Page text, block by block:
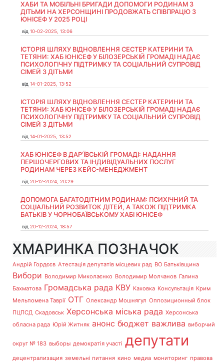
ХАБИ ТА МОБІЛЬНІ БРИГАДИ ДОПОМОГИ РОДИНАМ З
ДІТЬМИ НА ХЕРСОНЩИНІ ПРОДОВЖАТЬ СПІВПРАЦЮ З
ЮНІСЕФ У 2025 РОЦІ
від 10-02-2025, 13:06
ІСТОРІЯ ШЛЯХУ ВІДНОВЛЕННЯ СЕСТЕР КАТЕРИНИ ТА
ТЕТЯНИ: ХАБ ЮНІСЕФ У БІЛОЗЕРСЬКІЙ ГРОМАДІ НАДАЄ
ПСИХОЛОГІЧНУ ПІДТРИМКУ ТА СОЦІАЛЬНИЙ СУПРОВІД
СІМЕЙ З ДІТЬМИ
від 14-01-2025, 13:52
ІСТОРІЯ ШЛЯХУ ВІДНОВЛЕННЯ СЕСТЕР КАТЕРИНИ ТА
ТЕТЯНИ: ХАБ ЮНІСЕФ У БІЛОЗЕРСЬКІЙ ГРОМАДІ НАДАЄ
ПСИХОЛОГІЧНУ ПІДТРИМКУ ТА СОЦІАЛЬНИЙ СУПРОВІД
СІМЕЙ З ДІТЬМИ
від 14-01-2025, 13:52
ХАБ ЮНІСЕФ В ДАР’ЇВСЬКІЙ ГРОМАДІ: НАДАННЯ
ПЕРШОЧЕРГОВИХ ТА ІНДИВІДУАЛЬНИХ ПОСЛУГ
РОДИНАМ ЧЕРЕЗ КЕЙС-МЕНЕДЖМЕНТ
від 20-12-2024, 20:29
ДОПОМОГА БАГАТОДІТНИМ РОДИНАМ: ПСИХІЧНИЙ ТА
СОЦІАЛЬНИЙ РОЗВИТОК ДІТЕЙ, А ТАКОЖ ПІДТРИМКА
БАТЬКІВ У ЧОРНОБАЇВСЬКОМУ ХАБІ ЮНІСЕФ
від 20-12-2024, 18:57
ХМАРИНКА ПОЗНАЧОК
Андрій Гордєєв Атестація депутатів місцевих рад ВО Батьківщина
Вибори Володимир Миколаєнко Володимир Молчанов Галина
Бахматова Громадська рада КВУ Каховка Консультація Крим
Мельпомена Таврії ОТГ Олександр Мошнягул Оппозиционный блок
ПЦПСД Скадовськ Херсонська міська рада Херсонська
обласна рада Юрій Житняк анонс бюджет важлива виборчий
округ № 183 выборы демократія участі депутати
децентрализация земельні питання кино медиа мониторинг правова